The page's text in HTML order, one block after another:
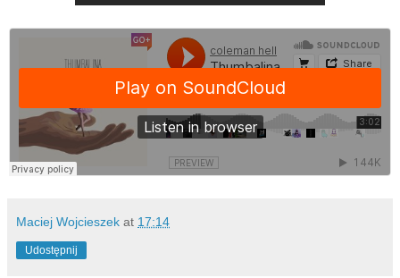
Maciej Wojcieszek at 17:14
Udostępnij